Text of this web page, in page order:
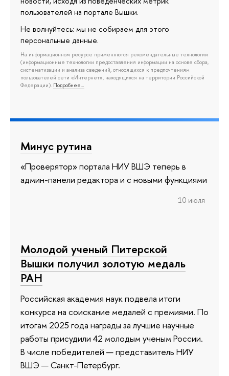
пользователей на портале Вышки.
Не волнуйтесь: мы не собираем для этого
персональные данные.
На информационном ресурсе применяются рекомендательные технологии
(информационные технологии предоставления информации на основе сбора,
систематизации и анализа сведений, относящихся к предпочтениям
пользователей сети «Интернет», находящихся на территории Российской
Федерации). Подробнее…
Минус рутина
«Проверятор» портала НИУ ВШЭ теперь в
админ-панели редактора и с новыми функциями
10 июля
Молодой ученый Питерской
Вышки получил золотую медаль
РАН
Российская академия наук подвела итоги
конкурса на соискание медалей с премиями. По
итогам 2025 года награды за лучшие научные
работы присудили 42 молодым ученым России.
В числе победителей — представитель НИУ
ВШЭ — Санкт-Петербург.